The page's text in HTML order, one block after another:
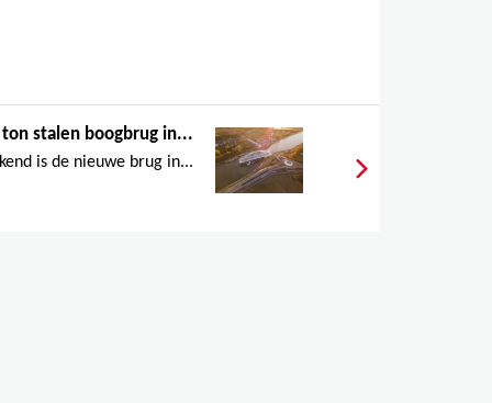
stalen boogbrug in...
is de nieuwe brug in...